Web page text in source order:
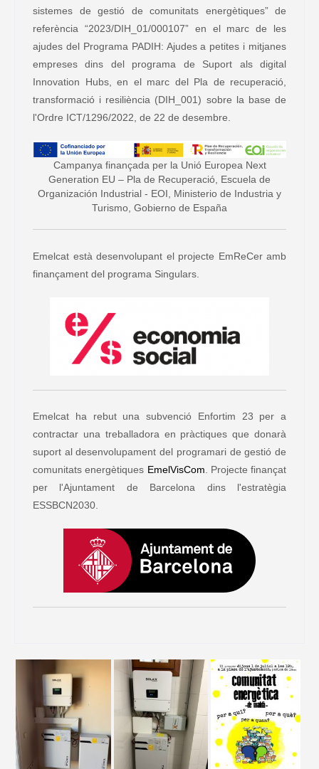
sistemes de gestió de comunitats energètiques” de
referència “2023/DIH_01/000107” en el marc de les
ajudes del Programa PADIH: Ajudes a petites i mitjanes
empreses dins del programa de Suport als digital
Innovation Hubs, en el marc del Pla de recuperació,
transformació i resiliència (DIH_001) sobre la base de
l'Ordre ICT/1296/2022, de 22 de desembre.
Campanya finançada per la Unió Europea Next
Generation EU – Pla de Recuperació, Escuela de
Organización Industrial - EOI, Ministerio de Industria y
Turismo, Gobierno de España
Emelcat està desenvolupant el projecte EmReCer amb
finançament del programa Singulars.
Emelcat ha rebut una subvenció Enfortim 23 per a
contractar una treballadora en pràctiques que donarà
suport al desenvolupament del programari de gestió de
comunitats energètiques EmelVisCom. Projecte finançat
per l'Ajuntament de Barcelona dins l'estratègia
ESSBCN2030.